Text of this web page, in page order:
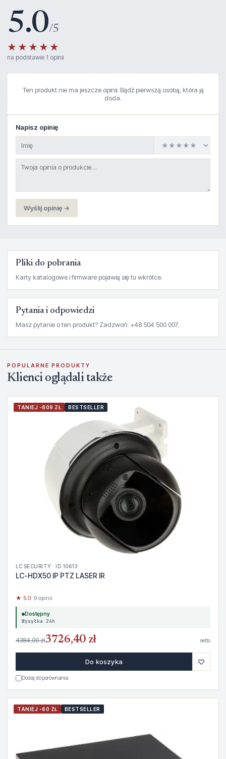
5.0/5
★★★★★
na podstawie 1 opinii
Ten produkt nie ma jeszcze opinii. Bądź pierwszą osobą, która ją
doda.
Napisz opinię
Wyślij opinię →
Pliki do pobrania
Karty katalogowe i firmware pojawią się tu wkrótce.
Pytania i odpowiedzi
Masz pytanie o ten produkt? Zadzwoń: +48 504 500 007.
POPULARNE PRODUKTY
Klienci oglądali także
TANIEJ -809 ZŁ BESTSELLER
LC SECURITY · ID 10613
LC-HDX50 IP PTZ LASER IR
★ 5.0· 9 opinii
Dostępny
Wysyłka 24h
4384,00 zł3726,40 zł netto
Do koszyka ♡
Dodaj do porównania
TANIEJ -60 ZŁ BESTSELLER